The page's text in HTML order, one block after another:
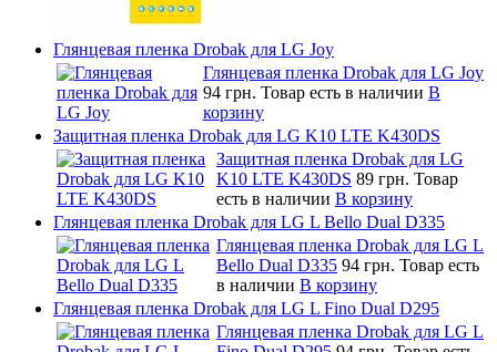
Глянцевая пленка Drobak для LG Joy
Глянцевая пленка Drobak для LG Joy
94 грн. Товар есть в наличии В
корзину
Защитная пленка Drobak для LG K10 LTE K430DS
Защитная пленка Drobak для LG
K10 LTE K430DS 89 грн. Товар
есть в наличии В корзину
Глянцевая пленка Drobak для LG L Bello Dual D335
Глянцевая пленка Drobak для LG L
Bello Dual D335 94 грн. Товар есть
в наличии В корзину
Глянцевая пленка Drobak для LG L Fino Dual D295
Глянцевая пленка Drobak для LG L